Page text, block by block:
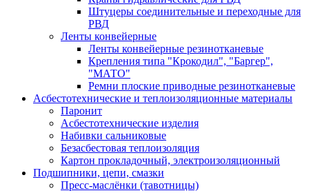
Штуцеры соединительные и переходные для
РВД
Ленты конвейерные
Ленты конвейерные резинотканевые
Крепления типа "Крокодил", "Баргер",
"МАТО"
Ремни плоские приводные резинотканевые
Асбестотехнические и теплоизоляционные материалы
Паронит
Асбестотехнические изделия
Набивки сальниковые
Безасбестовая теплоизоляция
Картон прокладочный, электроизоляционный
Подшипники, цепи, смазки
Пресс-маслёнки (тавотницы)